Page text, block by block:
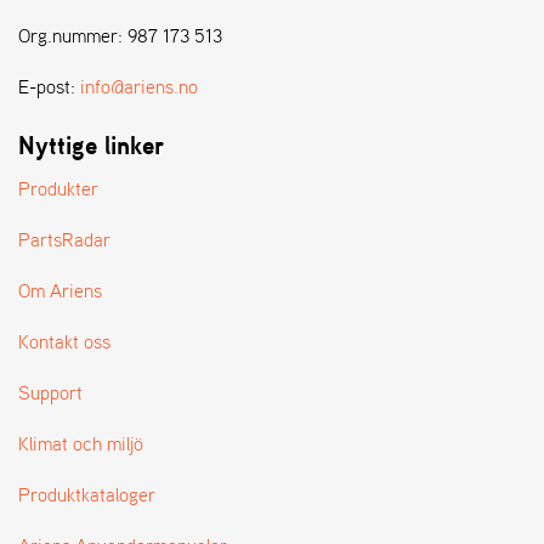
Org.nummer: 987 173 513
E-post: info@ariens.no
Nyttige linker
Produkter
PartsRadar
Om Ariens
Kontakt oss
Support
Klimat och miljö
Produktkataloger
N
S
W
E
I
B
N
Å
E
F
R